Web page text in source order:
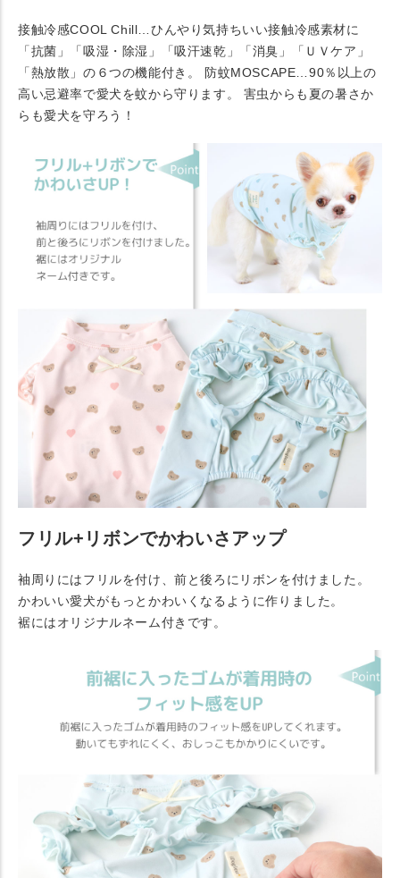
接触冷感COOL Chill…ひんやり気持ちいい接触冷感素材に
「抗菌」「吸湿・除湿」「吸汗速乾」「消臭」「ＵＶケア」
「熱放散」の６つの機能付き。 防蚊MOSCAPE…90％以上の
高い忌避率で愛犬を蚊から守ります。 害虫からも夏の暑さか
らも愛犬を守ろう！
フリル+リボンでかわいさアップ
袖周りにはフリルを付け、前と後ろにリボンを付けました。
かわいい愛犬がもっとかわいくなるように作りました。
裾にはオリジナルネーム付きです。